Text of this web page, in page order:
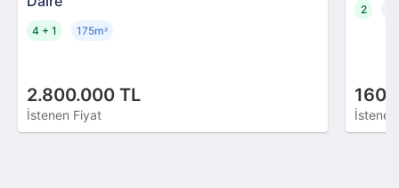
2.800.000 TL
İstenen Fiyat
4 + 1 175m²
2